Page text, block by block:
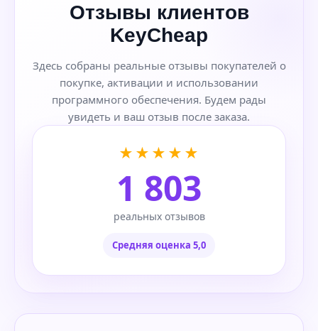
Отзывы клиентов
KeyCheap
Здесь собраны реальные отзывы покупателей о
покупке, активации и использовании
программного обеспечения. Будем рады
увидеть и ваш отзыв после заказа.
★★★★★
1 803
реальных отзывов
Средняя оценка 5,0